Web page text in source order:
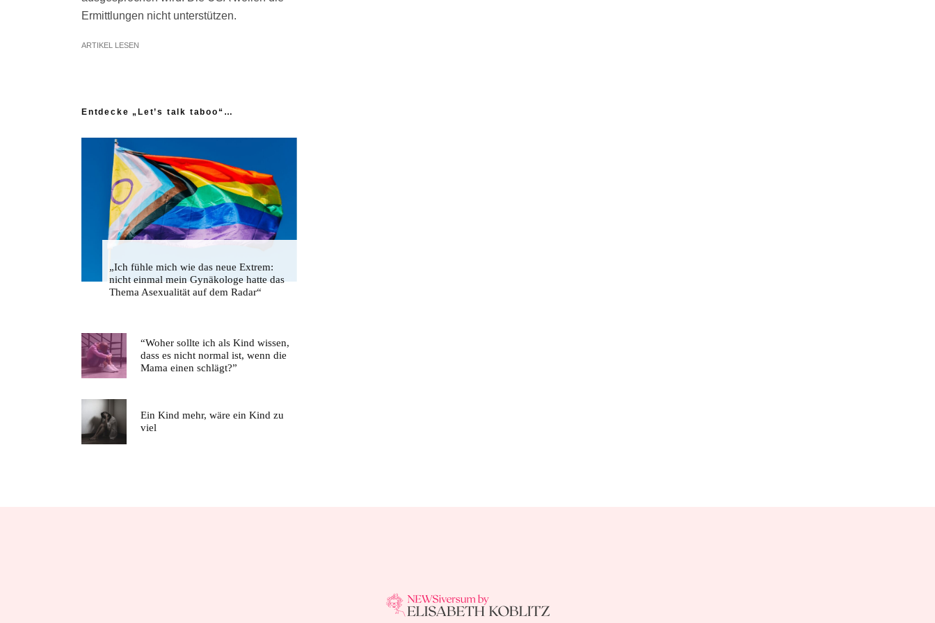
Ermittlungen nicht unterstützen.
ARTIKEL LESEN
Entdecke „Let’s talk taboo“…
„Ich fühle mich wie das neue Extrem:
nicht einmal mein Gynäkologe hatte das
Thema Asexualität auf dem Radar“
“Woher sollte ich als Kind wissen,
dass es nicht normal ist, wenn die
Mama einen schlägt?”
Ein Kind mehr, wäre ein Kind zu
viel